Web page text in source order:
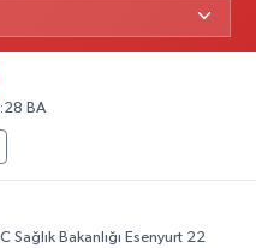
BA
Sağlık Bakanlığı Esenyurt 22